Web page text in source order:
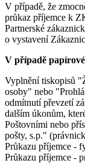
V případě, že
průkaz příjemce k
Partnerské
o vystavení
V případě
Vyplnění tiskopisů
osoby" nebo
odmítnutí převzetí
dalším úkonům,
Poštovními nebo
pošty, s.p."
Průkazu příjemce -
Průkazu příjemce -